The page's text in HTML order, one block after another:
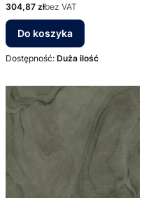
Cena
304,87 złbez VAT
Do koszyka
Dostępność: Duża ilość